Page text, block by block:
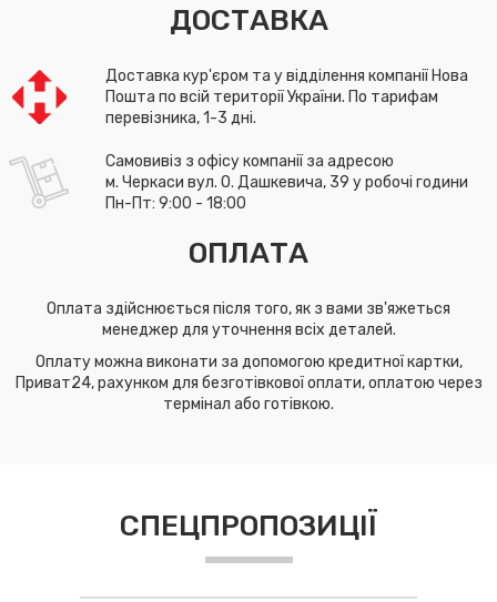
ДОСТАВКА
Доставка кур'єром та у відділення компанії Нова
Пошта по всій території України. По тарифам
перевізника, 1-3 дні.
Самовивіз з офісу компанії за адресою
м. Черкаси вул. О. Дашкевича, 39 у робочі години
Пн-Пт: 9:00 - 18:00
ОПЛАТА
Оплата здійснюється після того, як з вами зв'яжеться
менеджер для уточнення всіх деталей.
Оплату можна виконати за допомогою кредитної картки,
Приват24, рахунком для безготівкової оплати, оплатою через
термінал або готівкою.
СПЕЦПРОПОЗИЦІЇ